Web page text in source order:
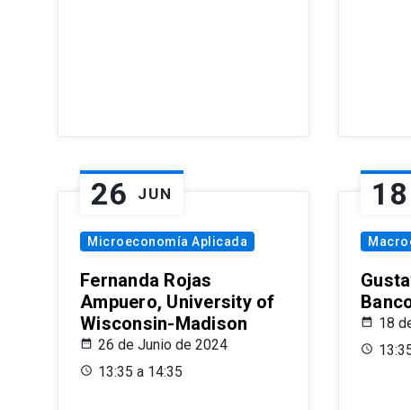
26 JUN
Microeconomía Aplicada
Fernanda Rojas
Ampuero, University of
Wisconsin-Madison
26 de Junio de 2024
13:35 a 14:35
18
18